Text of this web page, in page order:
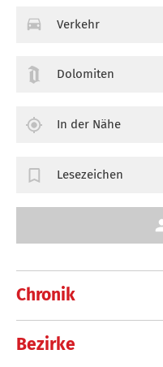
Chronik
Bezirke
Verkehr
Dolomiten
In der Nähe
Lesezeichen